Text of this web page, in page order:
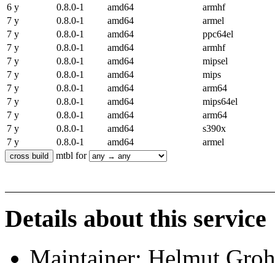
6 y
0.8.0-1 amd64
armhf
7 y
0.8.0-1 amd64
armel
7 y
0.8.0-1 amd64
ppc64el
7 y
0.8.0-1 amd64
armhf
7 y
0.8.0-1 amd64
mipsel
7 y
0.8.0-1 amd64
mips
7 y
0.8.0-1 amd64
arm64
7 y
0.8.0-1 amd64
mips64el
7 y
0.8.0-1 amd64
arm64
7 y
0.8.0-1 amd64
s390x
7 y
0.8.0-1 amd64
armel
mtbl for
Details about this service